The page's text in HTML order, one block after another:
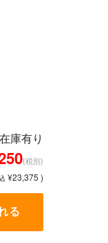
庫有り
(税別)
¥23,375 )